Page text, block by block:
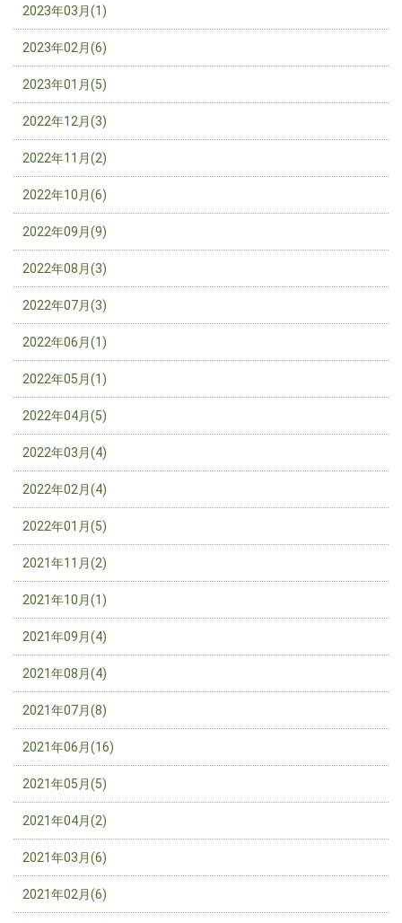
2023年03月(1)
2023年02月(6)
2023年01月(5)
2022年12月(3)
2022年11月(2)
2022年10月(6)
2022年09月(9)
2022年08月(3)
2022年07月(3)
2022年06月(1)
2022年05月(1)
2022年04月(5)
2022年03月(4)
2022年02月(4)
2022年01月(5)
2021年11月(2)
2021年10月(1)
2021年09月(4)
2021年08月(4)
2021年07月(8)
2021年06月(16)
2021年05月(5)
2021年04月(2)
2021年03月(6)
2021年02月(6)